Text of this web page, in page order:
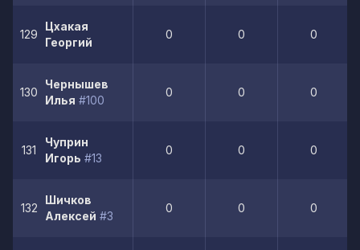
129
Цхакая
Георгий
0 0 0
130
Чернышев
Илья #100
0 0 0
131
Чуприн
Игорь #13
0 0 0
132
Шичков
Алексей #3
0 0 0